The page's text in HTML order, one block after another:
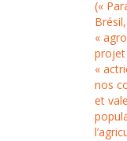
(«
«
«
nos
et